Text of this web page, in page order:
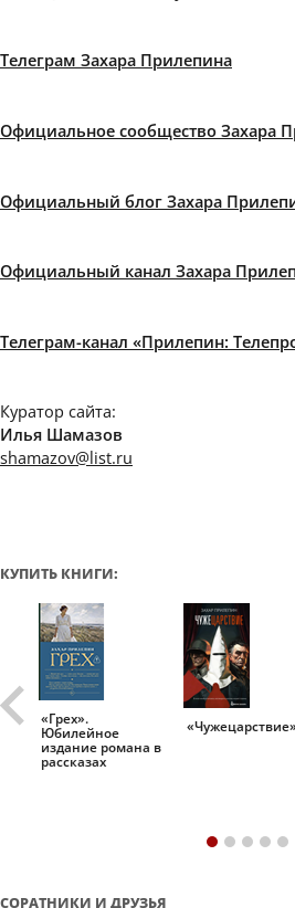
Телеграм Захара Прилепина
Официальное сообщество Захара
Официальный блог Захара
Официальный канал Захара
Телеграм-канал «Прилепин:
Куратор сайта:
Илья Шамазов
shamazov@list.ru
КУПИТЬ КНИГИ:
«Грех».
Юбилейное
издание романа в
рассказах
«Чужецарствие»
СОРАТНИКИ И ДРУЗЬЯ